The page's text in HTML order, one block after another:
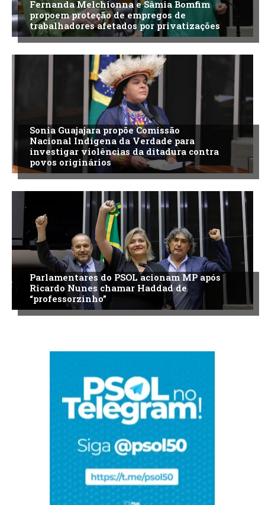
Fernanda Melchionna e Sâmia Bomfim
propoem proteção de empregos de
trabalhadores afetados por privatizações
Sonia Guajajara propõe Comissão
Nacional Indígena da Verdade para
investigar violências da ditadura contra
povos originários
Parlamentares do PSOL acionam MP após
Ricardo Nunes chamar Haddad de
“professorzinho”